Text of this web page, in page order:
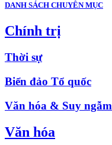
DANH SÁCH CHUYÊN MỤC
Chính trị
Thời sự
Biển đảo Tổ quốc
Văn hóa & Suy ngẫm
Văn hóa